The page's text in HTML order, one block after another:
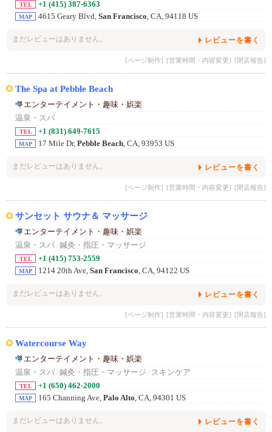
TEL +1 (415) 387-6363
MAP 4615 Geary Blvd, San Francisco, CA, 94118 US
まだレビューはありません。 レビューを書く
[ページ制作] [営業時間・内容変更] [閉店報告]
The Spa at Pebble Beach
エンターテイメント・趣味・娯楽
温泉・スパ
TEL +1 (831) 649-7615
MAP 17 Mile Dr, Pebble Beach, CA, 93953 US
まだレビューはありません。 レビューを書く
[ページ制作] [営業時間・内容変更] [閉店報告]
サンセット サウナ＆ マッサージ
エンターテイメント・趣味・娯楽
温泉・スパ/ 鍼灸・指圧・マッサージ
TEL +1 (415) 753-2559
MAP 1214 20th Ave, San Francisco, CA, 94122 US
まだレビューはありません。 レビューを書く
[ページ制作] [営業時間・内容変更] [閉店報告]
Watercourse Way
エンターテイメント・趣味・娯楽
温泉・スパ/ 鍼灸・指圧・マッサージ / スキンケア
TEL +1 (650) 462-2000
MAP 165 Channing Ave, Palo Alto, CA, 94301 US
まだレビューはありません。 レビューを書く